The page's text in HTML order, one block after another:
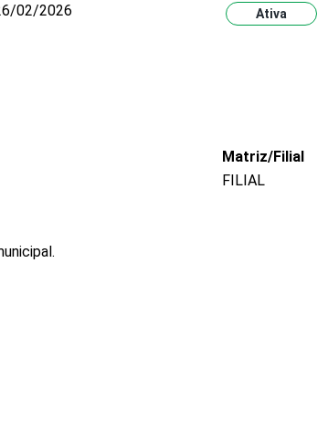
02/2026
Ativa
Matriz/Filial
FILIAL